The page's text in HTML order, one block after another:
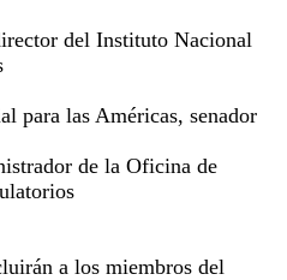
del Instituto Nacional
para las Américas, senador
de la Oficina de
a los miembros del